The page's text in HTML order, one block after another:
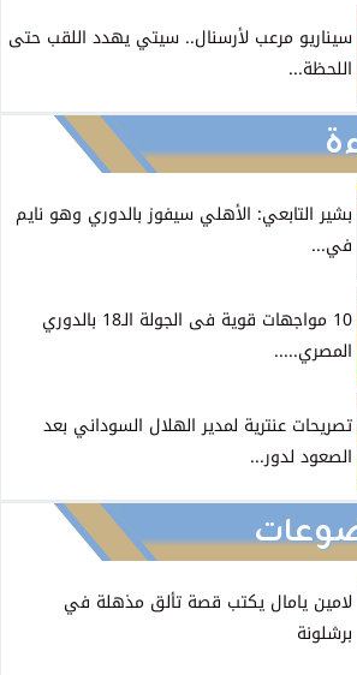
سيناريو مرعب لأرسنال.. سيتي يهدد اللقب حتى
اللحظة...
بشير التابعي: الأهلي سيفوز بالدوري وهو نايم
في...
10 مواجهات قوية فى الجولة الـ18 بالدوري
المصري.....
تصريحات عنترية لمدير الهلال السوداني بعد
الصعود لدور...
لامين يامال يكتب قصة تألق مذهلة في
برشلونة